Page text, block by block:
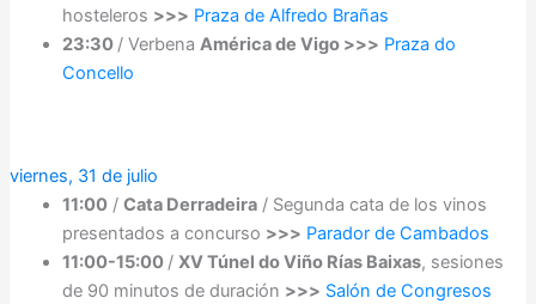
hosteleros >>> Praza de Alfredo Brañas
23:30 / Verbena América de Vigo >>> Praza do
Concello
viernes, 31 de julio
11:00/ Cata Derradeira/ Segunda cata de los vinos
presentados a concurso >>> Parador de Cambados
11:00-15:00 / XV Túnel do Viño Rías Baixas, sesiones
de 90 minutos de duración >>> Salón de Congresos